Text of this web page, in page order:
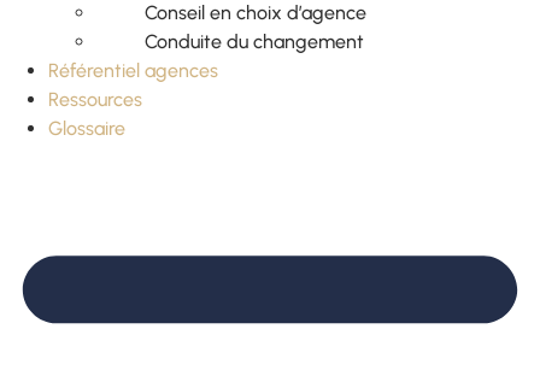
Conseil en choix d’agence
Conduite du changement
Référentiel agences
Ressources
Glossaire